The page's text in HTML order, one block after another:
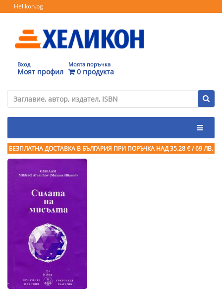
Helikon.bg
Вход
Моят профил
Моята поръчка
0 продукта
БЕЗПЛАТНА ДОСТАВКА В БЪЛГАРИЯ ПРИ ПОРЪЧКА НАД 35.28 € / 69 ЛВ.